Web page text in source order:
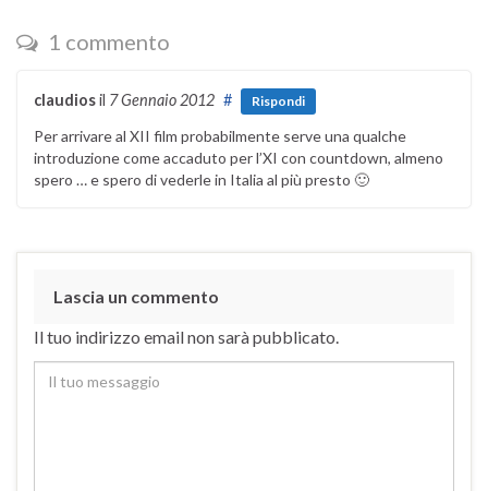
1 commento
claudiosil 7 Gennaio 2012 # Rispondi
Per arrivare al XII film probabilmente serve una qualche
introduzione come accaduto per l’XI con countdown, almeno
spero … e spero di vederle in Italia al più presto 🙂
Lascia un commento
Il tuo indirizzo email non sarà pubblicato.